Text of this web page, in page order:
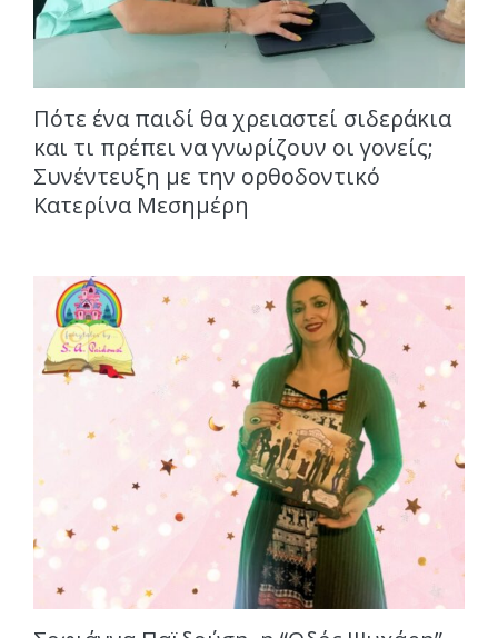
Πότε ένα παιδί θα χρειαστεί σιδεράκια
και τι πρέπει να γνωρίζουν οι γονείς;
Συνέντευξη με την ορθοδοντικό
Κατερίνα Μεσημέρη